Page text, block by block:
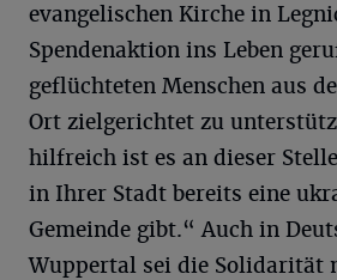
evangelischen Kirche in
Spendenaktion ins Leben
geflüchteten Menschen aus
Ort zielgerichtet zu
hilfreich ist es an dieser
in Ihrer Stadt bereits eine
Gemeinde gibt.“ Auch in
Wuppertal sei die Solidarität